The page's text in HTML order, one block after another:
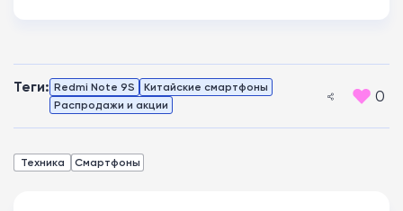
Теги: Redmi Note 9S
Китайские смартфоны
Распродажи и акции
0
Техника Смартфоны